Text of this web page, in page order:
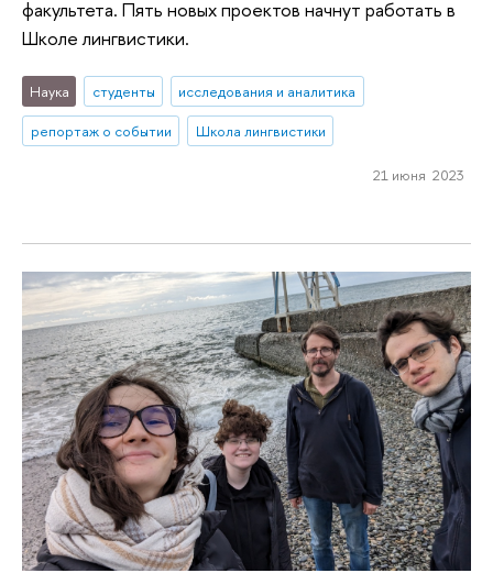
факультета. Пять новых проектов начнут работать в
Школе лингвистики.
Наука студенты
исследования и аналитика
репортаж о событии
Школа лингвистики
21 июня 2023